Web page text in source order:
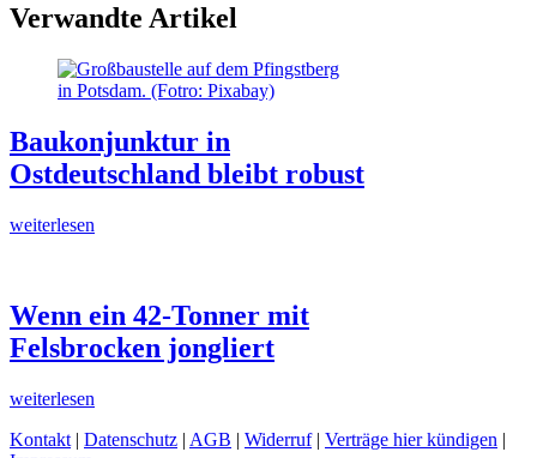
Verwandte Artikel
Baukonjunktur in
Ostdeutschland bleibt robust
weiterlesen
Wenn ein 42-Tonner mit
Felsbrocken jongliert
weiterlesen
Kontakt | Datenschutz | AGB | Widerruf| Verträge hier kündigen |